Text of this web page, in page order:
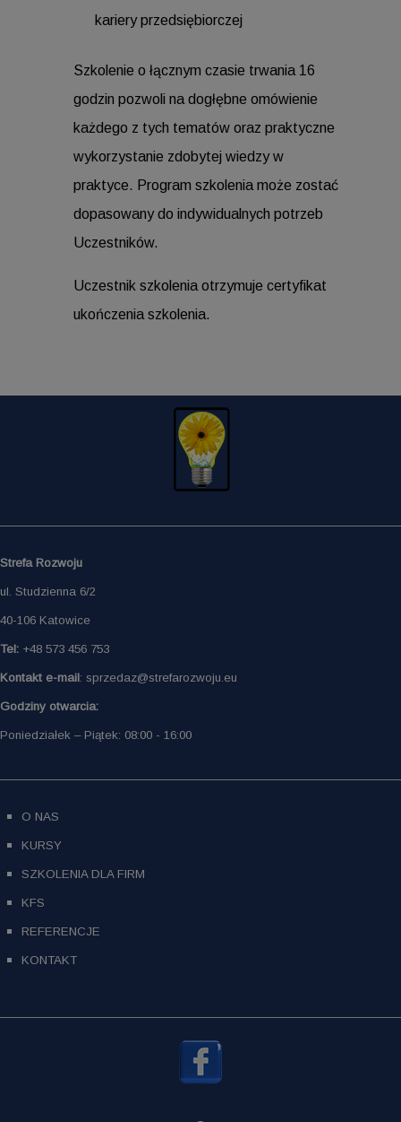
kariery przedsiębiorczej
Szkolenie o łącznym czasie trwania 16
godzin pozwoli na dogłębne omówienie
każdego z tych tematów oraz praktyczne
wykorzystanie zdobytej wiedzy w
praktyce. Program szkolenia może zostać
dopasowany do indywidualnych potrzeb
Uczestników.
Uczestnik szkolenia otrzymuje certyfikat
ukończenia szkolenia.
Strefa Rozwoju
ul. Studzienna 6/2
40-106 Katowice
Tel: +48 573 456 753
Kontakt e-mail: sprzedaz@strefarozwoju.eu
Godziny otwarcia:
Poniedziałek – Piątek: 08:00 - 16:00
O NAS
KURSY
SZKOLENIA DLA FIRM
KFS
REFERENCJE
KONTAKT